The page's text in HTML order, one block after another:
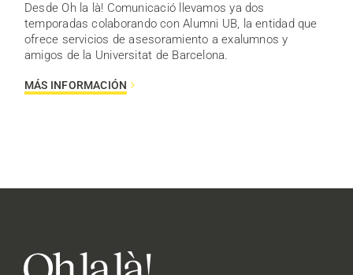
Desde Oh la là! Comunicació llevamos ya dos
temporadas colaborando con Alumni UB, la entidad que
ofrece servicios de asesoramiento a exalumnos y
amigos de la Universitat de Barcelona.
MÁS INFORMACIÓN